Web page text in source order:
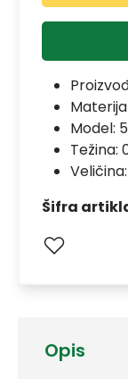
Opis
Model:
Težina:
Šifra